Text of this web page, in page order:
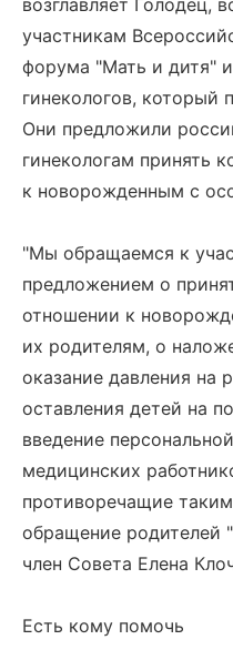
возглавляет Голодец,
участникам
форума "Мать и дитя"
гинекологов, который
Они предложили
гинекологам принять
к новорожденным с
"Мы обращаемся к
предложением о
отношении к
их родителям, о
оказание давления на
оставления детей на
введение
медицинских
противоречащие
обращение родителей
член Совета Елена
Есть кому помочь